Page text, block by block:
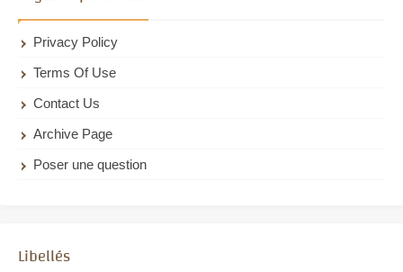
Privacy Policy
Terms Of Use
Contact Us
Archive Page
Poser une question
Libellés